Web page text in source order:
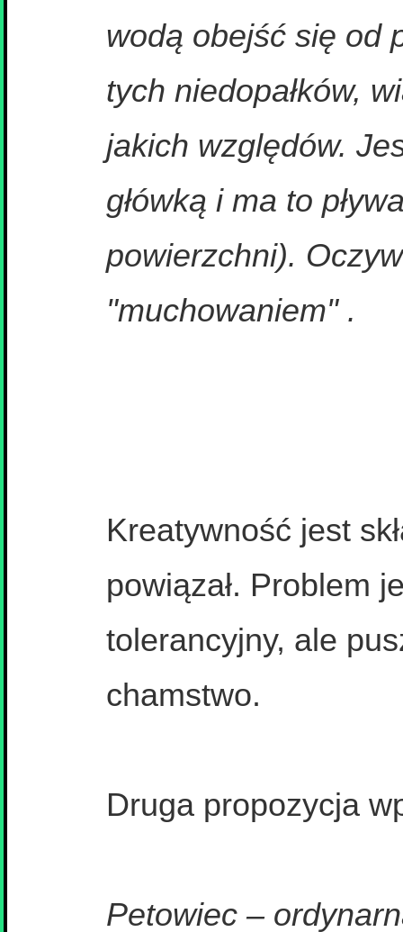
wodą obejść się od
tych niedopałków,
jakich względów.
główką i ma to
powierzchni).
"muchowaniem" .
Kreatywność jest
powiązał. Problem
tolerancyjny, ale
chamstwo.
Druga propozycja
Petowiec –